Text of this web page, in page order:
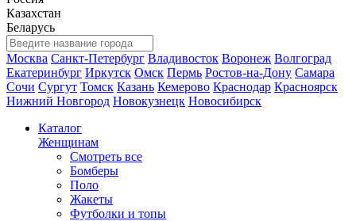
Казахстан
Беларусь
Москва Санкт-Петербург Владивосток Воронеж Волгоград
Екатеринбург Иркутск Омск Пермь Ростов-на-Дону Самара
Сочи Сургут Томск Казань Кемерово Краснодар Красноярск
Нижний Новгород Новокузнецк Новосибирск
Каталог
Женщинам
Смотреть все
Бомберы
Поло
Жакеты
Футболки и топы